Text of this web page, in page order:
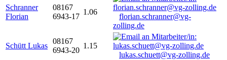
Schranner
Florian
08167
6943-17
1.06
florian.schranner@vg-
zolling.de
Schütt Lukas
08167
6943-20
1.15
lukas.schuett@vg-zolling.de